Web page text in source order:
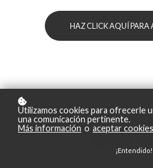
HAZ CLICK AQUÍ PARA
Utilizamos cookies para ofrecerle
una comunicación pertinente.
Más información o aceptar
¡Entendido!